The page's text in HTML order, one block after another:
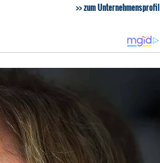
zum Unternehmensprofil